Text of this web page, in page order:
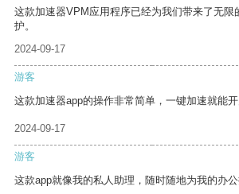
这款加速器VPM应用程序已经为我们带来了无限
护。
2024-09-17
游客
这款加速器app的操作非常简单，一键加速就能开
2024-09-17
游客
这款app就像我的私人助理，随时随地为我的办公